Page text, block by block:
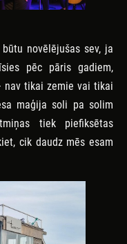
novēlējušas sev, ja
pēc pāris gadiem,
nav tikai zemie vai tikai
maģija soli pa solim
tiek piefiksētas
cik daudz mēs esam